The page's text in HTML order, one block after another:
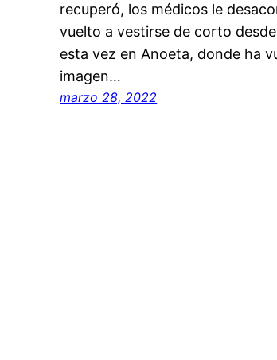
recuperó, los médicos le
vuelto a vestirse de corto
esta vez en Anoeta, donde ha
imagen…
marzo 28, 2022